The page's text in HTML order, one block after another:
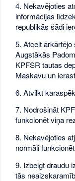
4. Nekavējoties
informācijas
republikās šādi
5. Atcelt
Augstākās
KPFSR tautas
Maskavu un
6. Atvilkt
7. Nodrošināt
funkcionēt viņa
8. Nekavējoties
normāli
9. Izbeigt draudu
tās